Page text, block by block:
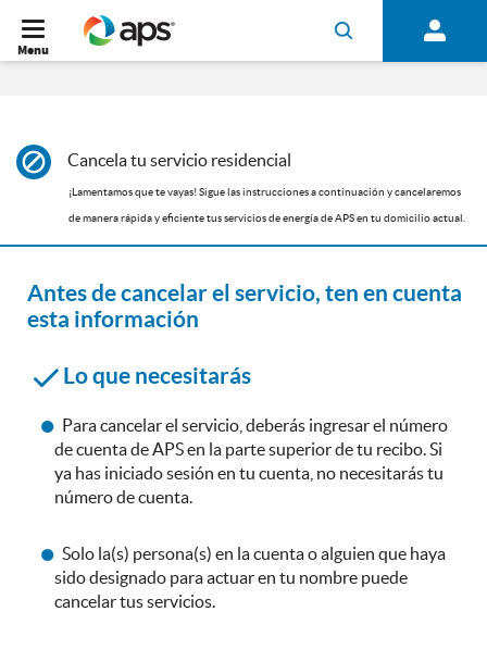
Menu
Cancela tu servicio residencial
¡Lamentamos que te vayas! Sigue las instrucciones a continuación y cancelaremos
de manera rápida y eficiente tus servicios de energía de APS en tu domicilio actual.
Antes de cancelar el servicio, ten en cuenta
esta información
Lo que necesitarás
Para cancelar el servicio, deberás ingresar el número
de cuenta de APS en la parte superior de tu recibo. Si
ya has iniciado sesión en tu cuenta, no necesitarás tu
número de cuenta.
Solo la(s) persona(s) en la cuenta o alguien que haya
sido designado para actuar en tu nombre puede
cancelar tus servicios.